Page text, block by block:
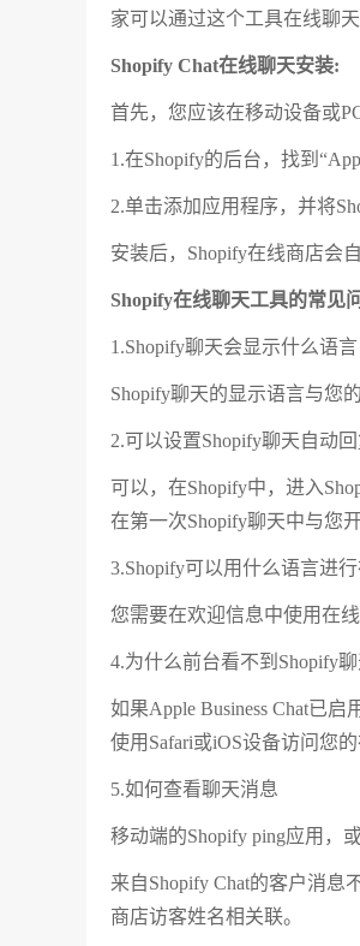
家可以通过这个工具在线聊
Shopify Chat在线聊天安装:
首先，您应该在移动设备或
1.在Shopify的后台，找到
2.单击添加应用程序，并将
安装后，Shopify在线商店会
Shopify在线聊天工具的常见
1.Shopify聊天会显示什么语言
Shopify聊天的显示语言与您
2.可以设置Shopify聊天自动
可以，在Shopify中，进入
在第一次Shopify聊天中与您
3.Shopify可以用什么语言进
您需要在欢迎信息中使用在
4.为什么前台看不到Shopify
如果Apple Business Chat已
使用Safari或iOS设备访问您
5.如何查看聊天消息
移动端的Shopify ping应用，
来自Shopify Chat的客户消息
商店访客姓名相关联。